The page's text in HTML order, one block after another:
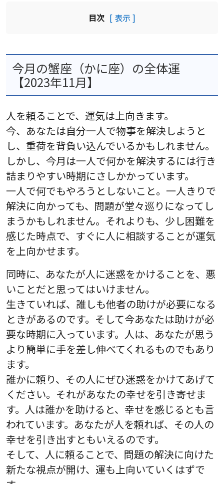
目次 [ 表示 ]
今月の蟹座（かに座）の全体運
【2023年11月】
人を頼ることで、運気は上向きます。
今、あなたは自分一人で物事を解決しようと
し、重荷を背負い込んでいるかもしれません。
しかし、今月は一人で何かを解決するには行き
詰まりやすい時期にさしかかっています。
一人で何でもやろうとしないこと。一人きりで
解決に向かっても、問題が堂々巡りになってし
まうかもしれません。それよりも、少し困難を
感じた時点で、すぐに人に相談することが運気
を上向かせます。
同時に、あなたが人に迷惑をかけることを、悪
いことだと思ってはいけません。
生きていれば、誰しも他者の助けが必要になる
ときがあるのです。そして今あなたは助けが必
要な時期に入っています。人は、あなたが思う
より簡単に手を差し伸べてくれるものでもあり
ます。
誰かに頼り、その人にぜひ迷惑をかけてあげて
ください。それがあなたの幸せを引き寄せま
す。人は誰かを助けると、幸せを感じるとも言
われています。あなたが人を頼れば、その人の
幸せを引き出すともいえるのです。
そして、人に頼ることで、問題の解決に向けた
新たな視点が開け、運も上向いていくはずで